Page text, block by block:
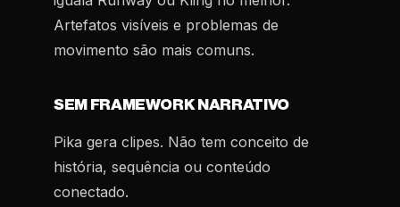
Artefatos visíveis e problemas de
movimento são mais comuns.
SEM FRAMEWORK NARRATIVO
Pika gera clipes. Não tem conceito de
história, sequência ou conteúdo
conectado.